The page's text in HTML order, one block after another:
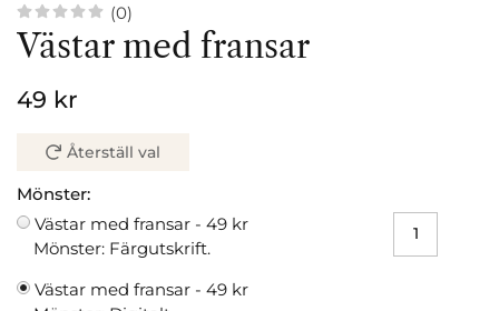
(0)
Västar med fransar
49 kr
Återställ val
Mönster:
Västar med fransar - 49 kr
Mönster: Färgutskrift.
Västar med fransar - 49 kr